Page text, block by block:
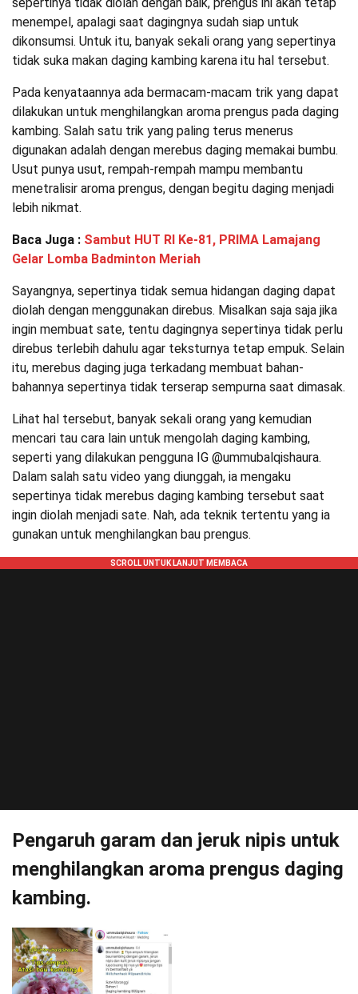
menempel, apalagi saat dagingnya sudah siap untuk
dikonsumsi. Untuk itu, banyak sekali orang yang sepertinya
tidak suka makan daging kambing karena itu hal tersebut.
Pada kenyataannya ada bermacam-macam trik yang dapat
dilakukan untuk menghilangkan aroma prengus pada daging
kambing. Salah satu trik yang paling terus menerus
digunakan adalah dengan merebus daging memakai bumbu.
Usut punya usut, rempah-rempah mampu membantu
menetralisir aroma prengus, dengan begitu daging menjadi
lebih nikmat.
Baca Juga : Sambut HUT RI Ke-81, PRIMA Lamajang
Gelar Lomba Badminton Meriah
Sayangnya, sepertinya tidak semua hidangan daging dapat
diolah dengan menggunakan direbus. Misalkan saja saja jika
ingin membuat sate, tentu dagingnya sepertinya tidak perlu
direbus terlebih dahulu agar teksturnya tetap empuk. Selain
itu, merebus daging juga terkadang membuat bahan-
bahannya sepertinya tidak terserap sempurna saat dimasak.
Lihat hal tersebut, banyak sekali orang yang kemudian
mencari tau cara lain untuk mengolah daging kambing,
seperti yang dilakukan pengguna IG @ummubalqishaura.
Dalam salah satu video yang diunggah, ia mengaku
sepertinya tidak merebus daging kambing tersebut saat
ingin diolah menjadi sate. Nah, ada teknik tertentu yang ia
gunakan untuk menghilangkan bau prengus.
Pengaruh garam dan jeruk nipis untuk
menghilangkan aroma prengus daging
kambing.